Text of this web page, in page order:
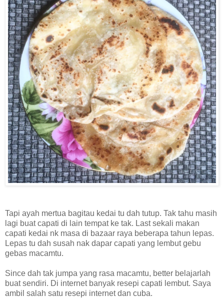
Tapi ayah mertua bagitau kedai tu dah tutup. Tak tahu masih
lagi buat capati di lain tempat ke tak. Last sekali makan
capati kedai nk masa di bazaar raya beberapa tahun lepas.
Lepas tu dah susah nak dapar capati yang lembut gebu
gebas macamtu.
Since dah tak jumpa yang rasa macamtu, better belajarlah
buat sendiri. Di internet banyak resepi capati lembut. Saya
ambil salah satu resepi internet dan cuba.